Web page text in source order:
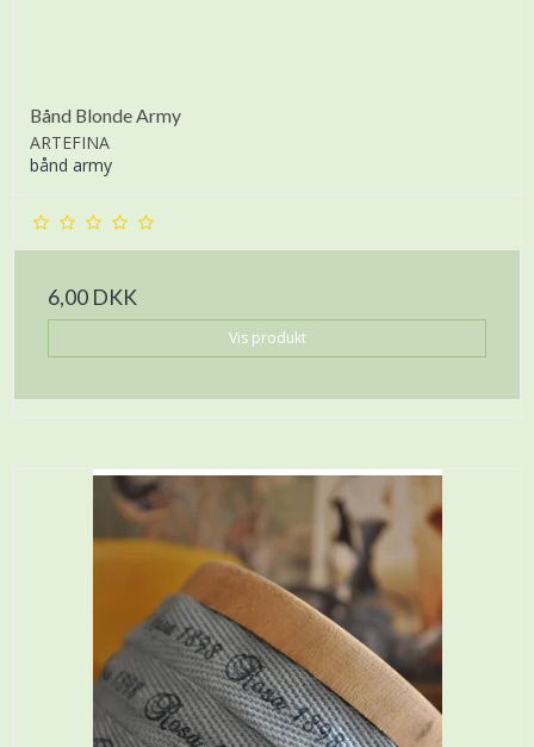
Bånd Blonde Army
ARTEFINA
bånd army
6,00 DKK
Vis produkt